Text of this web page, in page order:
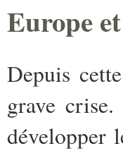
Europe
Depuis
grave
développer